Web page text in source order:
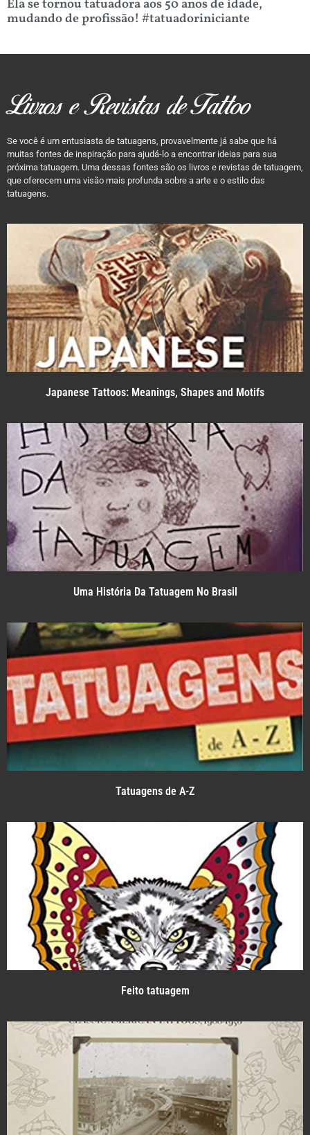
Ela se tornou tatuadora aos 50 anos de idade,
mudando de profissão! #tatuadoriniciante
Livros e Revistas de Tattoo
Se você é um entusiasta de tatuagens, provavelmente já sabe que há
muitas fontes de inspiração para ajudá-lo a encontrar ideias para sua
próxima tatuagem. Uma dessas fontes são os livros e revistas de tatuagem,
que oferecem uma visão mais profunda sobre a arte e o estilo das
tatuagens.
Japanese Tattoos: Meanings, Shapes and Motifs
Uma História Da Tatuagem No Brasil
Tatuagens de A-Z
Feito tatuagem